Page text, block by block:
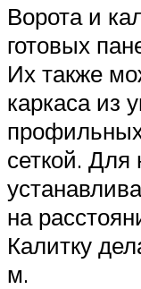
Ворота и
готовых
Их также
каркаса из
сеткой.
на
Калитку
м.